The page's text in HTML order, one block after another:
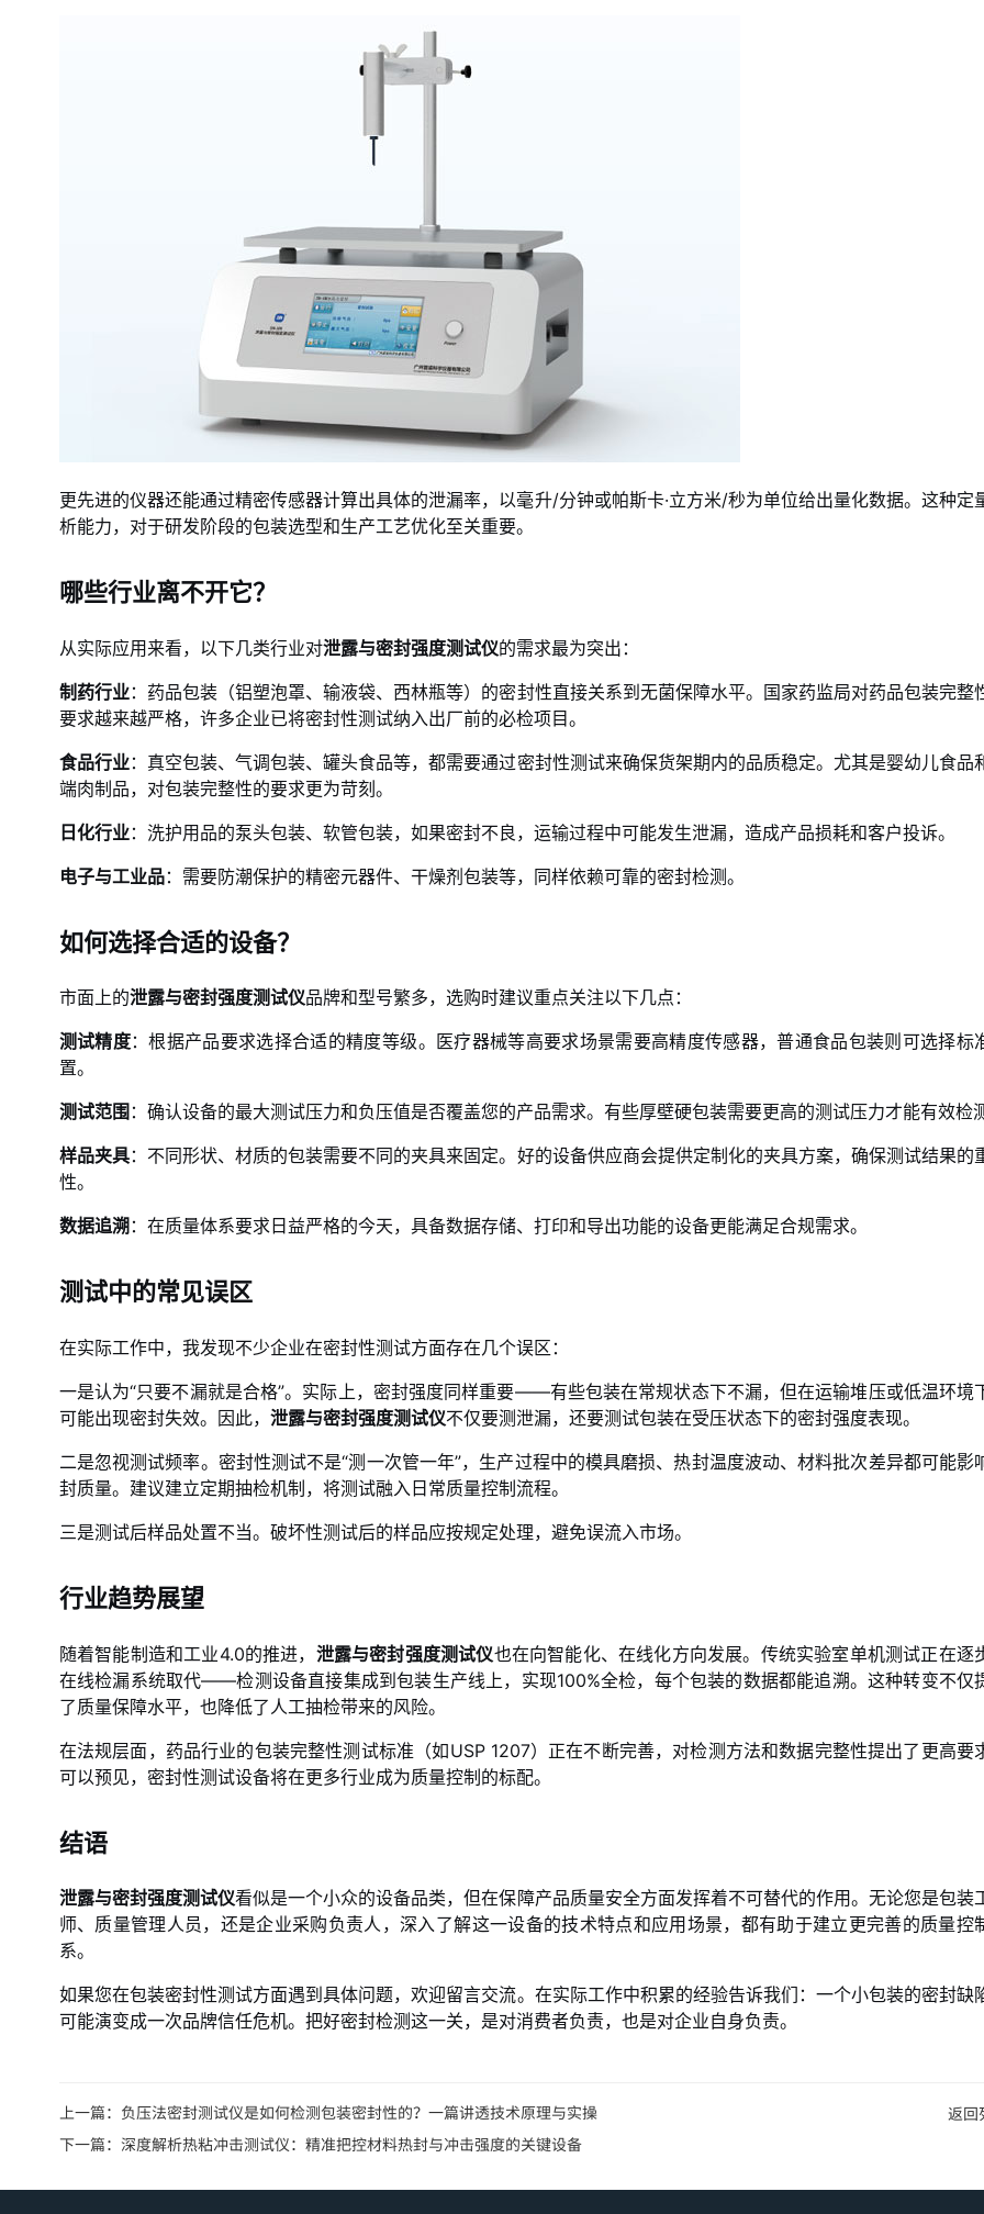
更先进的仪器还能通过精密传感器计算出具体的泄漏率，以毫升/分钟或帕斯卡·立方米/秒为单位给出量化数据。这种定
析能力，对于研发阶段的包装选型和生产工艺优化至关重要。
哪些行业离不开它？
从实际应用来看，以下几类行业对泄露与密封强度测试仪的需求最为突出：
制药行业：药品包装（铝塑泡罩、输液袋、西林瓶等）的密封性直接关系到无菌保障水平。国家药监局对药品包装完整
要求越来越严格，许多企业已将密封性测试纳入出厂前的必检项目。
食品行业：真空包装、气调包装、罐头食品等，都需要通过密封性测试来确保货架期内的品质稳定。尤其是婴幼儿食品
端肉制品，对包装完整性的要求更为苛刻。
日化行业：洗护用品的泵头包装、软管包装，如果密封不良，运输过程中可能发生泄漏，造成产品损耗和客户投诉。
电子与工业品：需要防潮保护的精密元器件、干燥剂包装等，同样依赖可靠的密封检测。
如何选择合适的设备？
市面上的泄露与密封强度测试仪品牌和型号繁多，选购时建议重点关注以下几点：
测试精度：根据产品要求选择合适的精度等级。医疗器械等高要求场景需要高精度传感器，普通食品包装则可选择标
置。
测试范围 ：确认设备的最大测试压力和负压值是否覆盖您的产品需求。有些厚壁硬包装需要更高的测试压力才能有效检测
样品夹具：不同形状、材质的包装需要不同的夹具来固定。好的设备供应商会提供定制化的夹具方案，确保测试结果的
性。
数据追溯 ：在质量体系要求日益严格的今天，具备数据存储、打印和导出功能的设备更能满足合规需求。
测试中的常见误区
在实际工作中，我发现不少企业在密封性测试方面存在几个误区：
一是认为“只要不漏就是合格”。实际上，密封强度同样重要——有些包装在常规状态下不漏，但在运输堆压或低温环境
可能出现密封失效。因此， 泄露与密封强度测试仪不仅要测泄漏，还要测试包装在受压状态下的密封强度表现。
二是忽视测试频率。密封性测试不是“测一次管一年”，生产过程中的模具磨损、热封温度波动、材料批次差异都可能影
封质量。建议建立定期抽检机制，将测试融入日常质量控制流程。
三是测试后样品处置不当。破坏性测试后的样品应按规定处理，避免误流入市场。
行业趋势展望
随着智能制造和工业4.0的推进， 泄露与密封强度测试仪也在向智能化、在线化方向发展。传统实验室单机测试正在逐
在线检漏系统取代——检测设备直接集成到包装生产线上，实现100%全检，每个包装的数据都能追溯。这种转变不仅
了质量保障水平，也降低了人工抽检带来的风险。
在法规层面，药品行业的包装完整性测试标准（如USP 1207）正在不断完善，对检测方法和数据完整性提出了更高要
可以预见，密封性测试设备将在更多行业成为质量控制的标配。
结语
泄露与密封强度测试仪看似是一个小众的设备品类，但在保障产品质量安全方面发挥着不可替代的作用。无论您是包装
师、质量管理人员，还是企业采购负责人，深入了解这一设备的技术特点和应用场景，都有助于建立更完善的质量控
系。
如果您在包装密封性测试方面遇到具体问题，欢迎留言交流。在实际工作中积累的经验告诉我们：一个小包装的密封缺
可能演变成一次品牌信任危机。把好密封检测这一关，是对消费者负责，也是对企业自身负责。
上一篇： 负压法密封测试仪是如何检测包装密封性的？一篇讲透技术原理与实操
下一篇： 深度解析热粘冲击测试仪：精准把控材料热封与冲击强度的关键设备
返回